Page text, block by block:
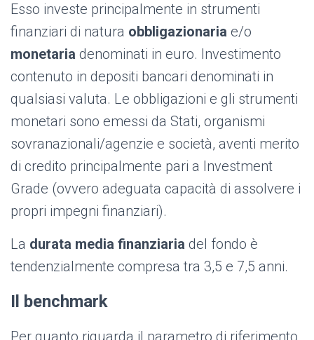
Esso investe principalmente in strumenti
finanziari di natura obbligazionaria e/o
monetaria denominati in euro. Investimento
contenuto in depositi bancari denominati in
qualsiasi valuta. Le obbligazioni e gli strumenti
monetari sono emessi da Stati, organismi
sovranazionali/agenzie e società, aventi merito
di credito principalmente pari a Investment
Grade (ovvero adeguata capacità di assolvere i
propri impegni finanziari).
La durata media finanziaria del fondo è
tendenzialmente compresa tra 3,5 e 7,5 anni.
Il benchmark